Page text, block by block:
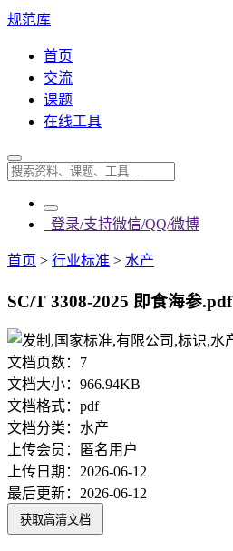
规范库
首页
交流
课题
在线工具
登录/支持微信/QQ/微博
首页 > 行业标准 > 水产
SC/T 3308-2025 即食海参.pdf
文档页数： 7
文档大小： 966.94KB
文档格式： pdf
文档分类： 水产
上传会员：
匿名用户
上传日期： 2026-06-12
最后更新： 2026-06-12
获取高清文档